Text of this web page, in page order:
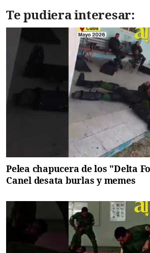
Te pudiera interesar:
Pelea chapucera de los "Delta
Canel desata burlas y memes